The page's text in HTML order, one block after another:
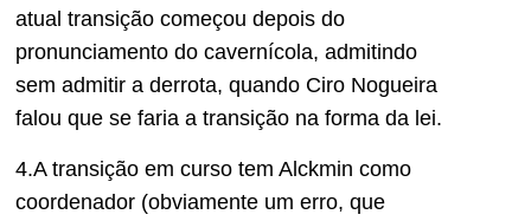
atual transição começou depois do
pronunciamento do cavernícola, admitindo
sem admitir a derrota, quando Ciro Nogueira
falou que se faria a transição na forma da lei.
4.A transição em curso tem Alckmin como
coordenador (obviamente um erro, que